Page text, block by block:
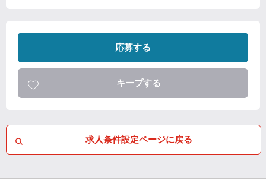
応募する
キープする
求人条件設定ページに戻る